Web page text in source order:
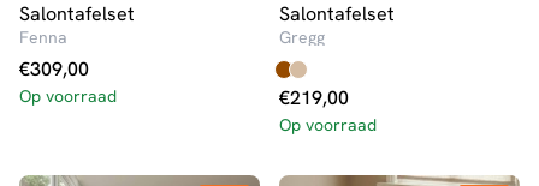
Salontafelset
Fenna
€309,00
Op voorraad
Salontafelset
Gregg
€219,00
Op voorraad